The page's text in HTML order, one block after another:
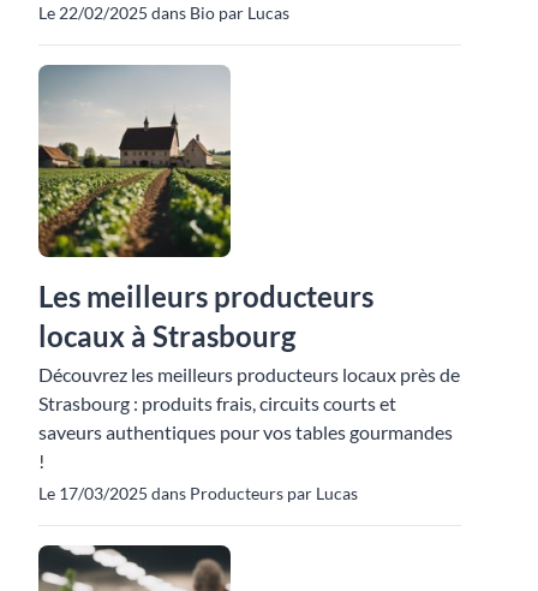
Le 22/02/2025 dans Bio par Lucas
Les meilleurs producteurs
locaux à Strasbourg
Découvrez les meilleurs producteurs locaux près de
Strasbourg : produits frais, circuits courts et
saveurs authentiques pour vos tables gourmandes
!
Le 17/03/2025 dans Producteurs par Lucas